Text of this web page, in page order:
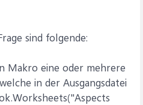
sind folgende:
Makro eine oder mehrere
in der Ausgangsdatei